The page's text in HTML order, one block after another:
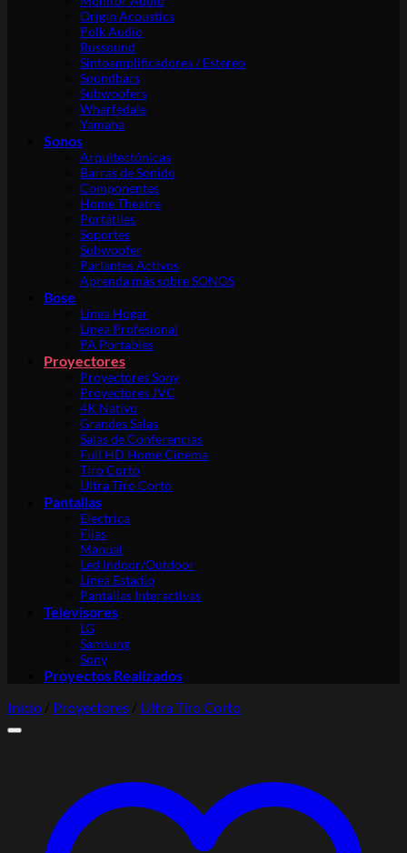
Origin Acoustics
Polk Audio
Russound
Sintoamplificadores / Estereo
Soundbars
Subwoofers
Wharfedale
Yamaha
Sonos
Arquitectónicas
Barras de Sonido
Componentes
Home Theatre
Portátiles
Soportes
Subwoofer
Parlantes Activos
Aprenda más sobre SONOS
Bose
Línea Hogar
Línea Profesional
PA Portables
Proyectores
Proyectores Sony
Proyectores JVC
4K Nativo
Grandes Salas
Salas de Conferencias
Full HD Home Cinema
Tiro Corto
Ultra Tiro Corto
Pantallas
Electrica
Fijas
Manual
Led Indoor/Outdoor
Línea Estadio
Pantallas Interactivas
Televisores
LG
Samsung
Sony
Proyectos Realizados
Inicio / Proyectores / Ultra Tiro Corto